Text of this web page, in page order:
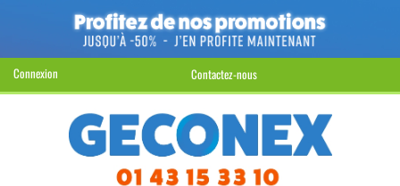
Connexion Contactez-nous